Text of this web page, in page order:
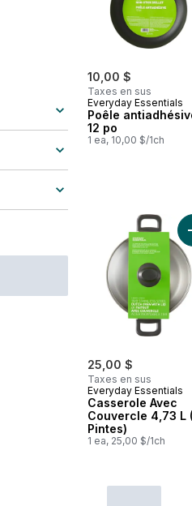
10,00 $
Taxes en sus
Everyday Essentials
Poêle
12 po
1 ea, 10,00 $/1ch
25,00 $
Taxes en sus
Everyday Essentials
Casserole Avec
Couvercle 4,73 L
Pintes)
1 ea, 25,00 $/1ch